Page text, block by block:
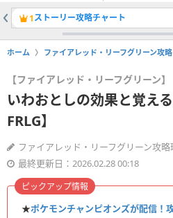
1ストーリー攻略チャート
ホーム ファイアレッド・リーフグリーン攻
【ファイアレッド・リーフグリーン】
いわおとしの効果と覚え
FRLG】
ファイアレッド・リーフグリーン攻略
最終更新日：2026.02.28 00:18
★ポケモンチャンピオンズが配信！
ピックアップ情報